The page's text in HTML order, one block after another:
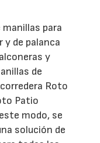
para
de palanca
y
de
Roto
Patio
modo, se
solución de